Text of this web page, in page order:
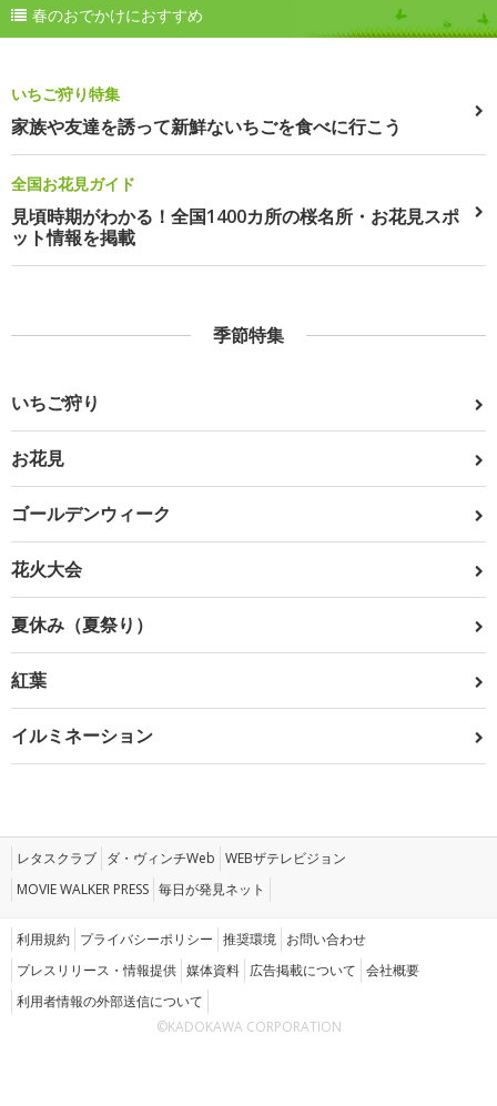
春のおでかけにおすすめ
いちご狩り特集
家族や友達を誘って新鮮ないちごを食べに行こう
全国お花見ガイド
見頃時期がわかる！全国1400カ所の桜名所・お花見スポ
ット情報を掲載
季節特集
いちご狩り
お花見
ゴールデンウィーク
花火大会
夏休み（夏祭り）
紅葉
イルミネーション
レタスクラブ ダ・ヴィンチWeb WEBザテレビジョン
MOVIE WALKER PRESS 毎日が発見ネット
利用規約 プライバシーポリシー 推奨環境 お問い合わせ
プレスリリース・情報提供 媒体資料 広告掲載について 会社概要
利用者情報の外部送信について
©KADOKAWA CORPORATION